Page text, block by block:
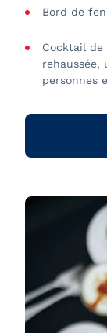
Bord de
Cocktail de
rehaussée,
personnes
Cuisine
notre chef
Passage
Ambiance
Animation